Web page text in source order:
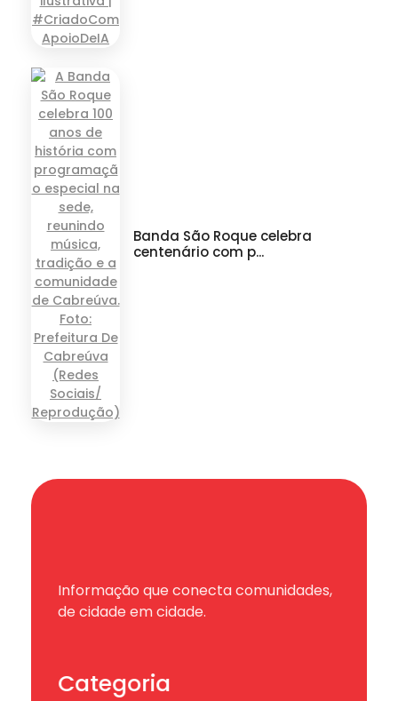
Banda São Roque celebra
centenário com p...
Informação que conecta comunidades,
de cidade em cidade.
Categoria